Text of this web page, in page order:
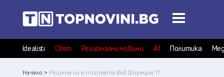
Idealisti Свят Регионални новини А1 Политика
Начало > Решена ли е титлата във Формула 1?